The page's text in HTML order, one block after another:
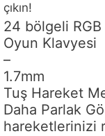
çıkın!
24 bölgeli RGB
Oyun Klavyesi
–
1.7mm
Tuş Hareket
Daha Parlak
hareketlerinizi